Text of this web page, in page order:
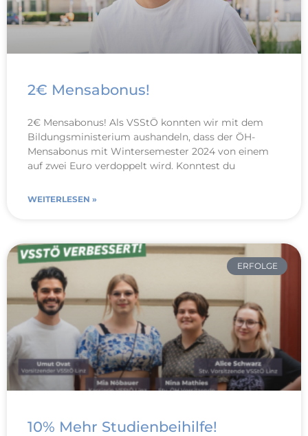
2€ Mensabonus!
2€ Mensabonus! Als VSStÖ konnten wir mit dem
Bildungsministerium aushandeln, dass der ÖH-
Mensabonus mit Wintersemester 2024 von einem
auf zwei Euro verdoppelt wird. Konntest du
WEITERLESEN »
ERFOLGE
10% Mehr Studienbeihilfe!